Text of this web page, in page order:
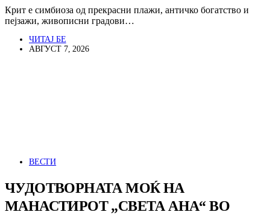
Крит е симбиоза од прекрасни плажи, античко богатство и
пејзажи, живописни градови…
ЧИТАЈ БЕ
АВГУСТ 7, 2026
ВЕСТИ
ЧУДОТВОРНАТА МОЌ НА
МАНАСТИРОТ „СВЕТА АНА“ ВО